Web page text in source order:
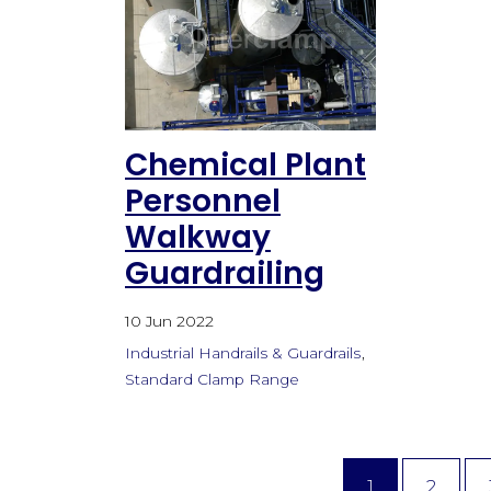
Chemical Plant
Personnel
Walkway
Guardrailing
10 Jun 2022
Industrial Handrails & Guardrails
Standard Clamp Range